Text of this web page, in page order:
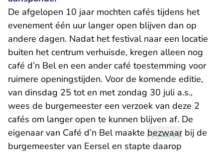
De afgelopen 10 jaar mochten cafés tijdens het
evenement één uur langer open blijven dan op
andere dagen. Nadat het festival naar een locatie
buiten het centrum verhuisde, kregen alleen nog
café d’n Bel en een ander café toestemming voor
ruimere openingstijden. Voor de komende editie,
van dinsdag 25 tot en met zondag 30 juli a.s.,
wees de burgemeester een verzoek van deze 2
cafés om langer open te kunnen blijven af. De
eigenaar van Café d’n Bel maakte bezwaarbij de
burgemeester van Eersel en stapte daarop